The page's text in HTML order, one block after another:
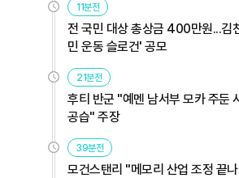
11분전
전 국민 대상 총상금 400만원...김
민 운동 슬로건' 공모
21분전
후티 반군 "예멘 남서부 모카 주둔
공습" 주장
39분전
모건스탠리 "메모리 산업 조정 끝